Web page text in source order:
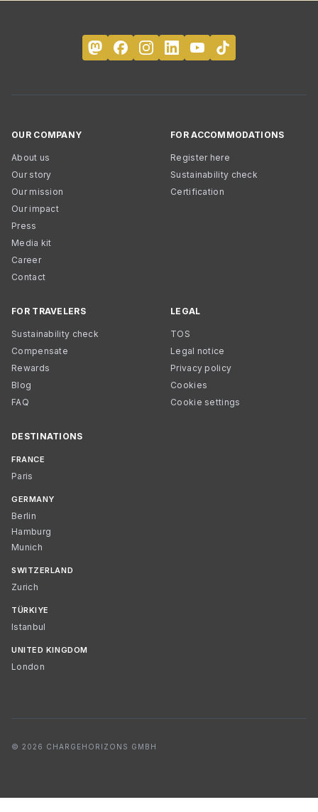
OUR COMPANY
About us
Our story
Our mission
Our impact
Press
Media kit
Career
Contact
FOR ACCOMMODATIONS
Register here
Sustainability check
Certification
FOR TRAVELERS
Sustainability check
Compensate
Rewards
Blog
FAQ
LEGAL
TOS
Legal notice
Privacy policy
Cookies
Cookie settings
DESTINATIONS
FRANCE
Paris
GERMANY
Berlin
Hamburg
Munich
SWITZERLAND
Zurich
TÜRKIYE
Istanbul
UNITED KINGDOM
London
© 2026 CHARGEHORIZONS GMBH